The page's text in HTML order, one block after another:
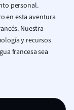
personal.
en esta aventura
Nuestra
y recursos
francesa sea